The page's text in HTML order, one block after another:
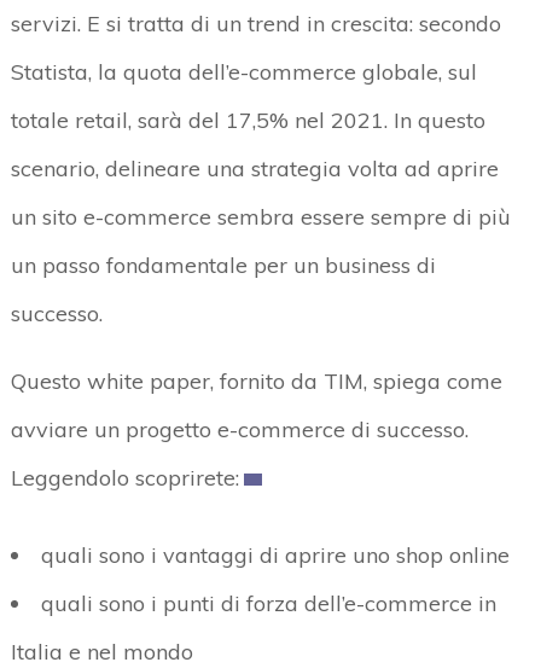
servizi. E si tratta di un trend in crescita: secondo
Statista, la quota dell’e-commerce globale, sul
totale retail, sarà del 17,5% nel 2021. In questo
scenario, delineare una strategia volta ad aprire
un sito e-commerce sembra essere sempre di più
un passo fondamentale per un business di
successo.
Questo white paper, fornito da TIM, spiega come
avviare un progetto e-commerce di successo.
Leggendolo scoprirete:
quali sono i vantaggi di aprire uno shop online
quali sono i punti di forza dell’e-commerce in
Italia e nel mondo